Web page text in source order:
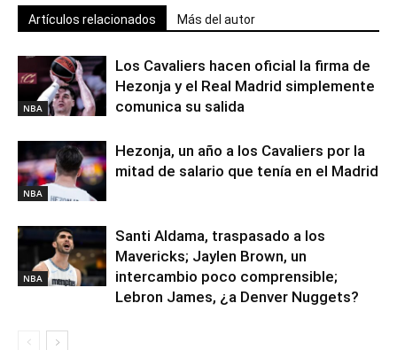
Artículos relacionados Más del autor
NBA
Los Cavaliers hacen oficial la firma de
Hezonja y el Real Madrid simplemente
comunica su salida
NBA
Hezonja, un año a los Cavaliers por la
mitad de salario que tenía en el Madrid
NBA
Santi Aldama, traspasado a los
Mavericks; Jaylen Brown, un
intercambio poco comprensible;
Lebron James, ¿a Denver Nuggets?